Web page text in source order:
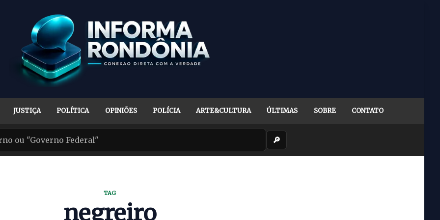
JUSTIÇA POLÍTICA OPINIÕES POLÍCIA ARTE&CULTURA ÚLTIMAS SOBRE CONTATO
🔎
TAG
negreiro